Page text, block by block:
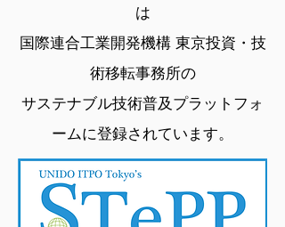
は
国際連合工業開発機構 東京投資・技
術移転事務所の
サステナブル技術普及プラットフォ
ームに登録されています。